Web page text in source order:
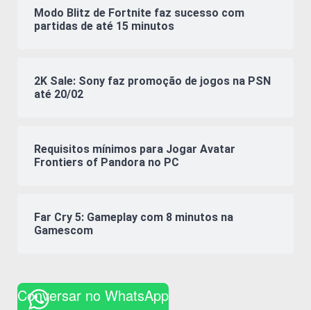
Modo Blitz de Fortnite faz sucesso com
partidas de até 15 minutos
2K Sale: Sony faz promoção de jogos na PSN
até 20/02
Requisitos mínimos para Jogar Avatar
Frontiers of Pandora no PC
Far Cry 5: Gameplay com 8 minutos na
Gamescom
Conversar no WhatsApp